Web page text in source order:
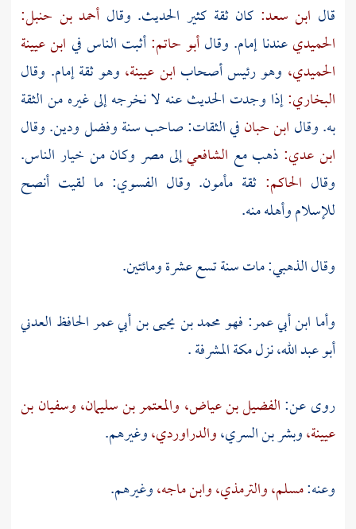
قال ابن سعد: كان ثقة كثير الحديث. وقال أحمد بن حنبل:
الحميديعندنا إمام. وقالأبو حاتم:أثبت الناس في ابن عيينة
الحميدي، وهو رئيس أصحاب ابن عيينة، وهو ثقة إمام. وقال
البخاري:إذا وجدت الحديث عنه لا نخرجه إلى غيره من الثقة
به. وقال ابن حبانفي الثقات: صاحب سنة وفضل ودين. وقال
ابن عدي: ذهب مع الشافعيإلىمصر وكان من خيار الناس.
وقال الحاكم: ثقة مأمون. وقال الفسوي:ما لقيت أنصح
للإسلام وأهله منه.
وقالالذهبي:مات سنة تسع عشرة ومائتين.
وأما ابن أبي عمر: فهو محمد بن يحيى بن أبي عمر الحافظ العدني
أبو عبد الله،نزلمكة المشرفة.
روى عن:الفضيل بن عياض، والمعتمر بن سليمان،وسفيان بن
عيينة،وبشر بن السري،والدراوردي،وغيرهم.
وعنه:مسلم،والترمذي،وابن ماجه،وغيرهم.